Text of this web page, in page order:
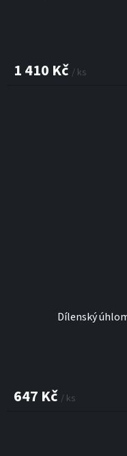
1 410 Kč / ks
Dílenský
647 Kč / ks